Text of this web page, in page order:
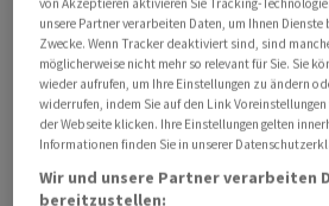
Ausfällen rechnen.
Kaum Auskünfte für Reisende
Viele Reisende sassen durch den
wurden laut einem Bahnsprecher
unsere Partner verarbeiten Daten, um Ihnen
Zwecke. Wenn Tracker deaktiviert sind, sind
möglicherweise nicht mehr so relevant für Sie. Sie
wieder aufrufen, um Ihre Einstellungen zu ändern
widerrufen, indem Sie auf den Link
der Webseite klicken. Ihre Einstellungen gelten
Informationen finden Sie in unserer
Wir und unsere Partner verarbeiten
bereitzustellen: